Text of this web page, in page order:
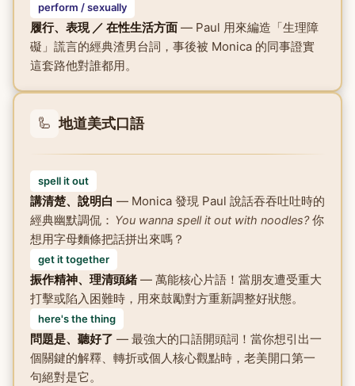
perform / sexually
履行、表現 ／ 在性生活方面— Paul 用來編造「生理障
礙」謊言的經典渣男台詞，事後被 Monica 的同事證實
這套路他對誰都用。
🦾 地道美式口語
spell it out
講清楚、說明白 — Monica 發現 Paul 說話吞吞吐吐時的
經典幽默調侃： You wanna spell it out with noodles?你
想用字母麵條把話拼出來嗎？
get it together
振作精神、理清頭緒— 萬能核心片語！當朋友遭受重大
打擊或陷入困難時，用來鼓勵對方重新調整好狀態。
here's the thing
問題是、聽好了 — 最強大的口語開頭詞！當你想引出一
個關鍵的解釋、轉折或個人核心觀點時，老美開口第一
句絕對是它。